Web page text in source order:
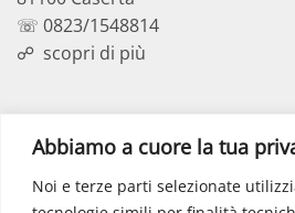
Abbiamo a cuore la tua
Noi e terze parti selezionate
☏ 0823/1548814
☍ scopri di più
Via dell’Elettronica